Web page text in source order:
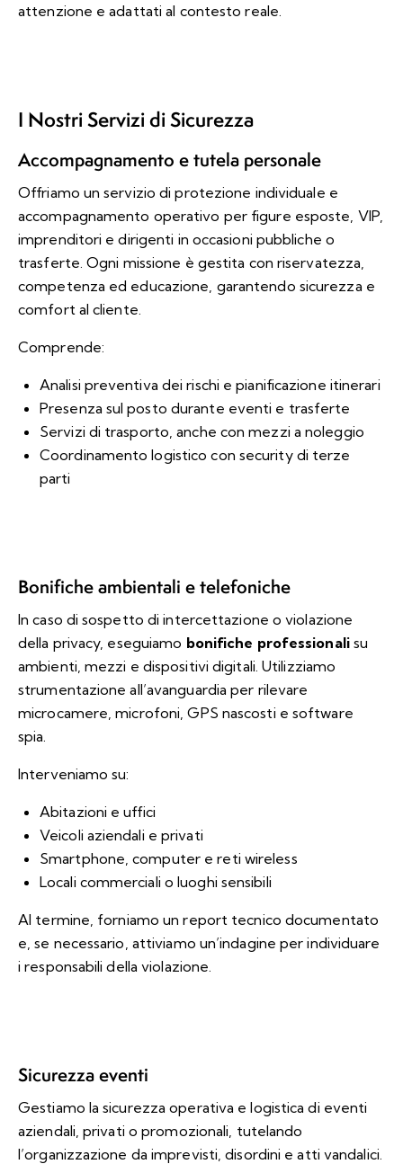
attenzione e adattati al contesto reale.
I Nostri Servizi di Sicurezza
Accompagnamento e tutela personale
Offriamo un servizio di protezione individuale e
accompagnamento operativo per figure esposte, VIP,
imprenditori e dirigenti in occasioni pubbliche o
trasferte. Ogni missione è gestita con riservatezza,
competenza ed educazione, garantendo sicurezza e
comfort al cliente.
Comprende:
Analisi preventiva dei rischi e pianificazione itinerari
Presenza sul posto durante eventi e trasferte
Servizi di trasporto, anche con mezzi a noleggio
Coordinamento logistico con security di terze
parti
Bonifiche ambientali e telefoniche
In caso di sospetto di intercettazione o violazione
della privacy, eseguiamo bonifiche professionalisu
ambienti, mezzi e dispositivi digitali. Utilizziamo
strumentazione all’avanguardia per rilevare
microcamere, microfoni, GPS nascosti e software
spia.
Interveniamo su:
Abitazioni e uffici
Veicoli aziendali e privati
Smartphone, computer e reti wireless
Locali commerciali o luoghi sensibili
Al termine, forniamo un report tecnico documentato
e, se necessario, attiviamo un’indagine per individuare
i responsabili della violazione.
Sicurezza eventi
Gestiamo la sicurezza operativa e logistica di eventi
aziendali, privati o promozionali, tutelando
l’organizzazione da imprevisti, disordini e atti vandalici.